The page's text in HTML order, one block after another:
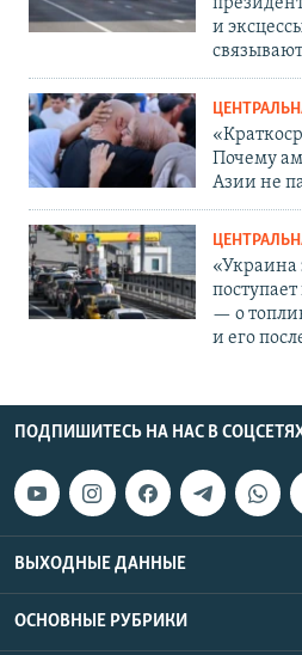
и
связывают
Почему
Азии не
«Украина
— о
и его
ПОДПИШИТЕСЬ НА НАС В
ВЫХОДНЫЕ ДАННЫЕ
ОСНОВНЫЕ РУБРИКИ